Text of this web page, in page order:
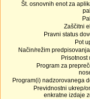
Št. osnovnih enot za
Zaščitni
Pravni status
Pot
Način/režim
Prisotnost
Program za
Program(i) nadzorovanega
Previdnostni ukrep/
enkratne izdaje